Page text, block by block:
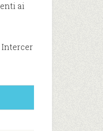
ai
Intercer